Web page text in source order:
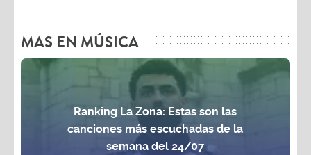
MAS EN MÚSICA
Ranking La Zona: Estas son las
canciones más escuchadas de la
semana del 24/07